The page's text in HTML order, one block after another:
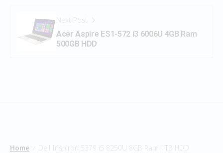
Next Post
Acer Aspire ES1-572 i3 6006U 4GB Ram
500GB HDD
Home Dell Inspiron 5379 i5 8250U 8GB Ram 1TB HDD